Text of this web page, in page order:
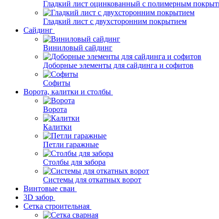
Гладкий лист оцинкованный с полимерным
Гладкий лист с двухсторонним покрытием
Сайдинг
Виниловый сайдинг
Доборные элементы для сайдинга и софитов
Софиты
Ворота, калитки и столбы
Ворота
Калитки
Петли гаражные
Столбы для забора
Системы для откатных ворот
Винтовые сваи
3D забор
Сетка строительная